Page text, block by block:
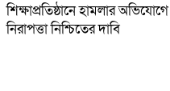
শিক্ষাপ্রতিষ্ঠানে হামলার
নিরাপত্তা নিশ্চিতের দাবি